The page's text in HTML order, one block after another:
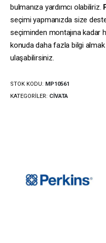
bulmanıza yardımcı olabiliriz.
seçimi yapmanızda size
seçiminden montajına kadar
konuda daha fazla bilgi almak
ulaşabilirsiniz.
STOK KODU: MP10561
KATEGORILER: CIVATA